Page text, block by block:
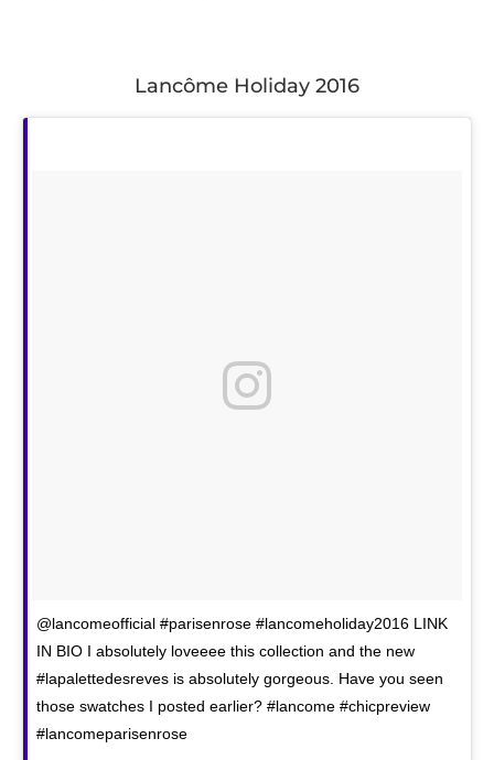
Lancôme Holiday 2016
@lancomeofficial #parisenrose #lancomeholiday2016 LINK
IN BIO I absolutely loveeee this collection and the new
#lapalettedesreves is absolutely gorgeous. Have you seen
those swatches I posted earlier? #lancome #chicpreview
#lancomeparisenrose